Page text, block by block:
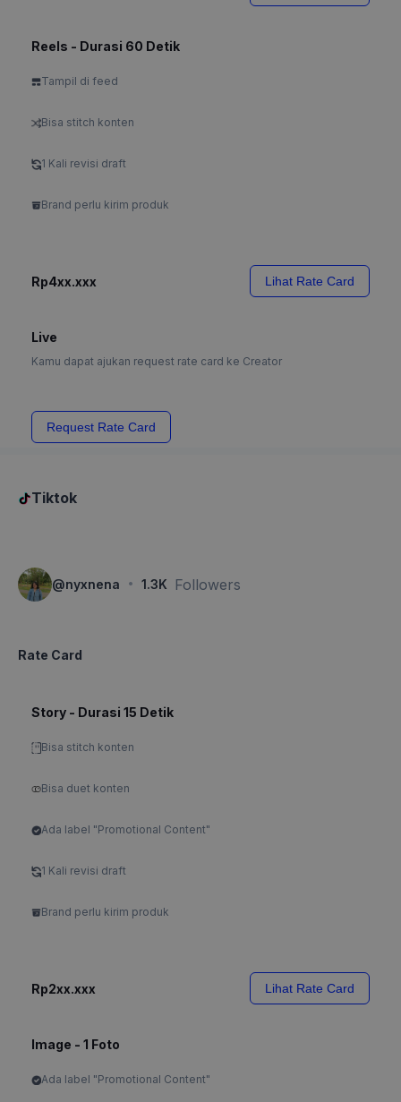
Reels - Durasi 60 Detik
Tampil di feed
Bisa stitch konten
1 Kali revisi draft
Brand perlu kirim produk
Rp4xx.xxx Lihat Rate Card
Live
Kamu dapat ajukan request rate card ke Creator
Request Rate Card
Tiktok
@nyxnena · 1.3K Followers
Rate Card
Story - Durasi 15 Detik
Bisa stitch konten
Bisa duet konten
Ada label "Promotional Content"
1 Kali revisi draft
Brand perlu kirim produk
Rp2xx.xxx Lihat Rate Card
Image - 1 Foto
Ada label "Promotional Content"